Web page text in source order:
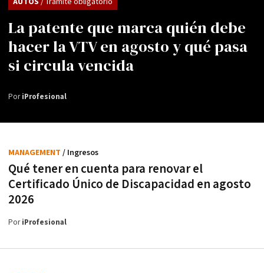
La patente que marca quién debe
hacer la VTV en agosto y qué pasa
si circula vencida
PoriProfesional
Qué tener en cuenta para renovar el
Certificado Único de Discapacidad en agosto
2026
MANAGEMENT / Ingresos
PoriProfesional